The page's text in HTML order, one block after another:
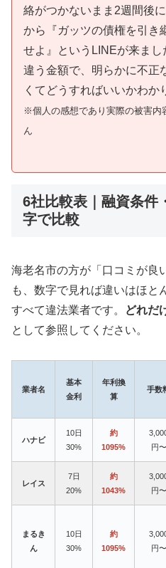
絡がつかないまま2週間後
から『ガッツの債権を引き
せよ』というLINEが来ま
違う金額で、明らかに不正
くてどうすればいいかわか
※個人の感想であり実際の被害内
ん
6社比較表｜融資条件
字で比較
海老名市の方が「口コミが良
も、数字で見れば違いはほと
すべて違法業者です。
どれだ
として参照してください。
業者名
基本
金利
年利換
算
手数
ハナビ
10日
30%
約
1095%
円〜
レイス
7日
20%
約
1043%
円〜
まるき
ん
10日
30%
約
1095%
円〜